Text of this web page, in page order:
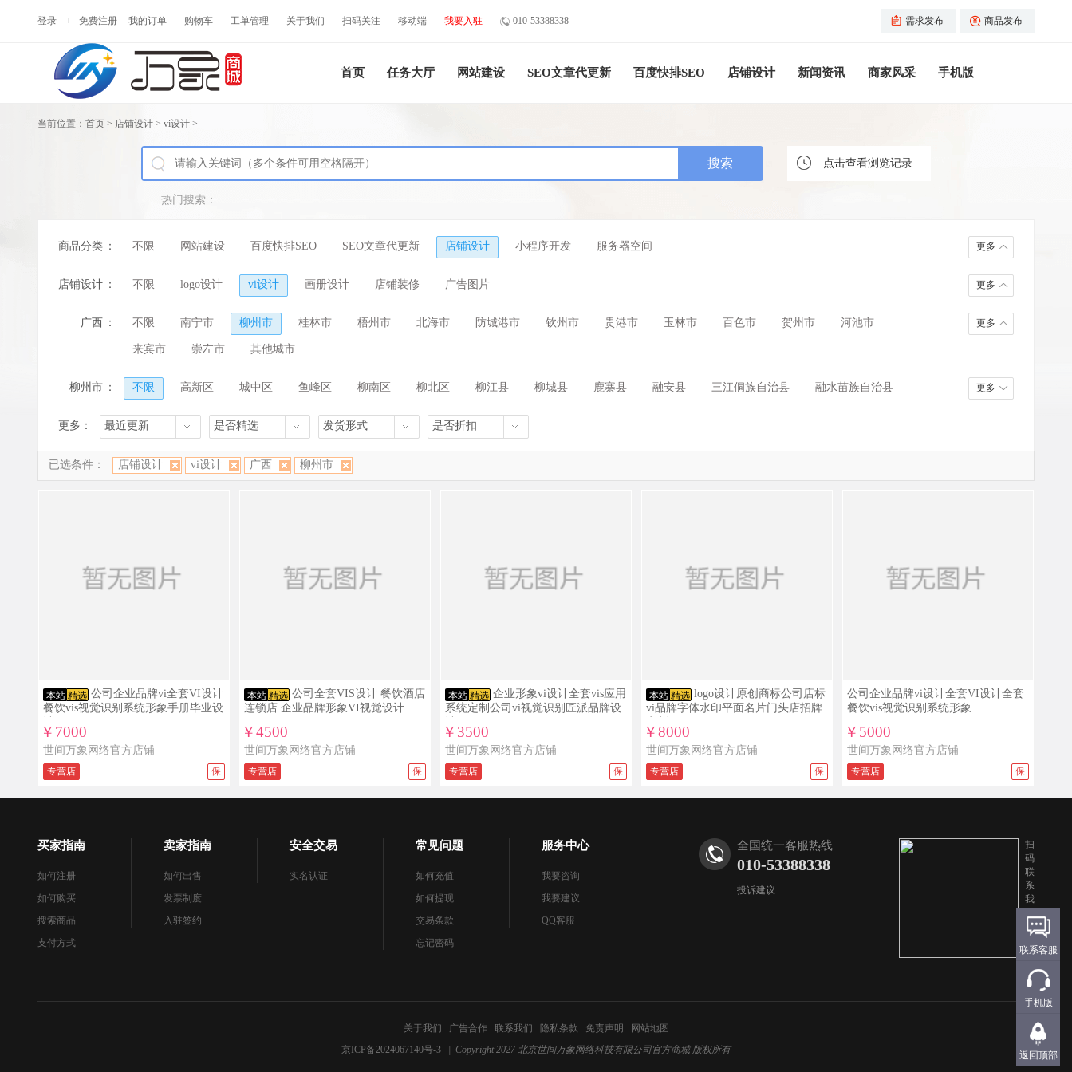
登录 免费注册 我的订单 购物车 工单管理 关于我们 扫码关注 移动端 我要入驻 010-53388338 需求发布 商品发布
首页 任务大厅 网站建设 SEO文章代更新 百度快排SEO 店铺设计 新闻资讯 商家风采 手机版
当前位置： 首页 > 店铺设计 > vi设计 >
点击查看浏览记录
热门搜索：
商品分类 ： 不限 网站建设 百度快排SEO SEO文章代更新 店铺设计 小程序开发 服务器空间 更多
店铺设计 ： 不限 logo设计 vi设计 画册设计 店铺装修 广告图片 更多
广西 ： 不限 南宁市 柳州市 桂林市 梧州市 北海市 防城港市 钦州市 贵港市 玉林市 百色市 贺州市 河池市
来宾市 崇左市 其他城市
更多
柳州市 ： 不限 高新区 城中区 鱼峰区 柳南区 柳北区 柳江县 柳城县 鹿寨县 融安县 三江侗族自治县 融水苗族自治县
其他区县
更多
更多： 最近更新 是否精选 发货形式 是否折扣
已选条件： 店铺设计 vi设计 广西 柳州市
本站 精选 公司企业品牌vi全套VI设计
餐饮vis视觉识别系统形象手册毕业设
￥7000
世间万象网络官方店铺
专营店 保
本站 精选 公司全套VIS设计 餐饮酒店
连锁店 企业品牌形象VI视觉设计
￥4500
世间万象网络官方店铺
专营店 保
本站 精选 企业形象vi设计全套vis应用
系统定制公司vi视觉识别匠派品牌设
￥3500
世间万象网络官方店铺
专营店 保
本站 精选 logo设计原创商标公司店标
vi品牌字体水印平面名片门头店招牌
￥8000
世间万象网络官方店铺
专营店 保
公司企业品牌vi设计全套VI设计全套
餐饮vis视觉识别系统形象
￥5000
世间万象网络官方店铺
专营店 保
买家指南
如何注册
如何购买
搜索商品
支付方式
卖家指南
如何出售
发票制度
入驻签约
安全交易
实名认证
常见问题
如何充值
如何提现
交易条款
忘记密码
服务中心
我要咨询
我要建议
QQ客服
全国统一客服热线
010-53388338
投诉建议
扫
码
联
系
我
关于我们 广告合作 联系我们 隐私条款 免责声明
网站地图
京ICP备2024067140号-3
| Copyright 2027 北京世间万象网络科技有限公司官方商城 版权所有
联系客服
手机版
返回顶部